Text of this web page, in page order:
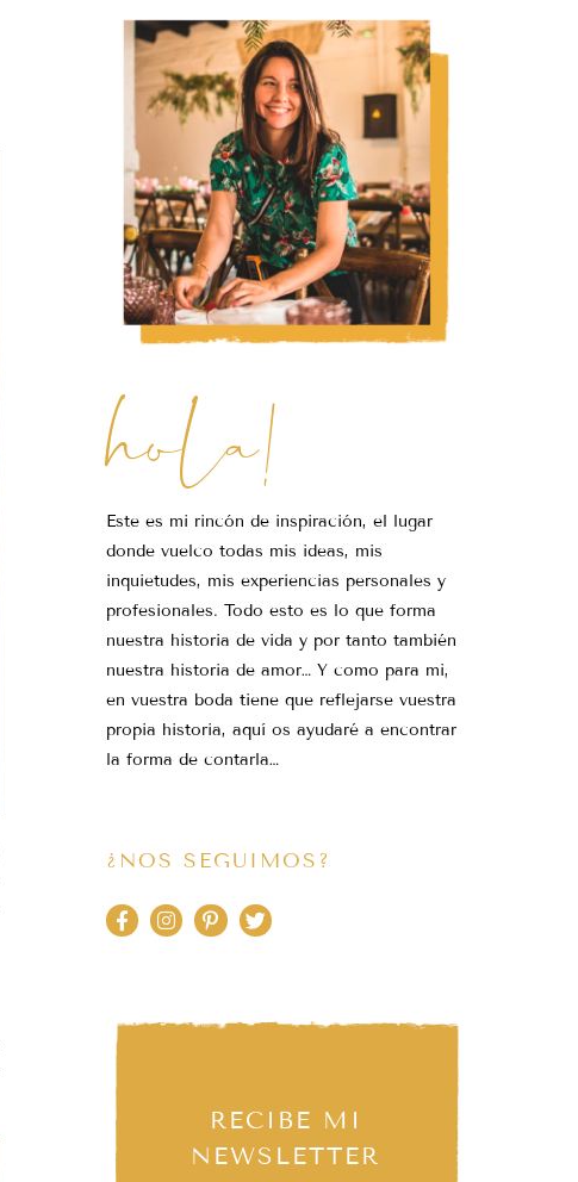
hola!
Este es mi rincón de inspiración, el lugar
donde vuelco todas mis ideas, mis
inquietudes, mis experiencias personales y
profesionales. Todo esto es lo que forma
nuestra historia de vida y por tanto también
nuestra historia de amor… Y como para mi,
en vuestra boda tiene que reflejarse vuestra
propia historia, aquí os ayudaré a encontrar
la forma de contarla…
¿NOS SEGUIMOS?
RECIBE MI
NEWSLETTER